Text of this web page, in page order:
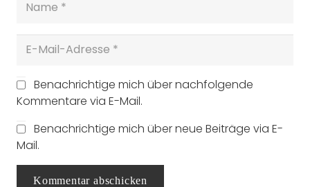
Benachrichtige mich über nachfolgende
Kommentare via E-Mail.
Benachrichtige mich über neue Beiträge via E-
Mail.
Kommentar abschicken